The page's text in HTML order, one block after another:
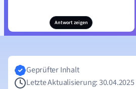
Antwort zeigen
Geprüfter Inhalt
Letzte Aktualisierung: 30.04.2025